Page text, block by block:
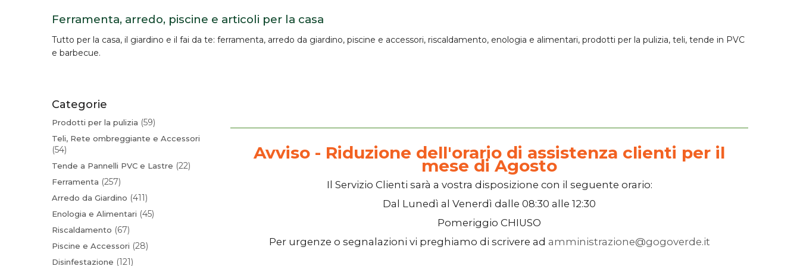
Ferramenta, arredo, piscine e articoli per la casa
Tutto per la casa, il giardino e il fai da te: ferramenta, arredo da giardino, piscine e accessori, riscaldamento, enologia e alimentari, prodotti per la pulizia, teli, tende in PVC
e barbecue.
Categorie
Prodotti per la pulizia 59
Teli, Rete ombreggiante e Accessori
54
Tende a Pannelli PVC e Lastre 22
Ferramenta 257
Arredo da Giardino 411
Enologia e Alimentari 45
Riscaldamento 67
Piscine e Accessori 28
Disinfestazione 121
Avviso - Riduzione dell'orario di assistenza clienti per il
mese di Agosto
Il Servizio Clienti sarà a vostra disposizione con il seguente orario:
Dal Lunedì al Venerdì dalle 08:30 alle 12:30
Pomeriggio CHIUSO
Per urgenze o segnalazioni vi preghiamo di scrivere ad amministrazione@gogoverde.it